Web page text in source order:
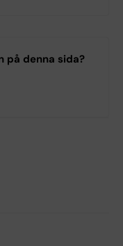
på denna sida?